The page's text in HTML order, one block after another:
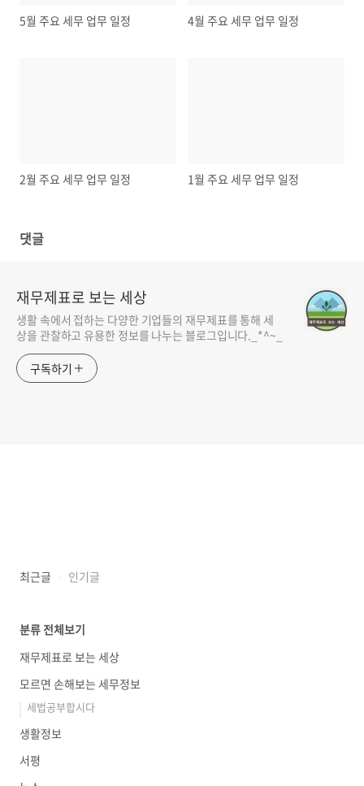
5월 주요 세무 업무 일정 4월 주요 세무 업무 일정
2월 주요 세무 업무 일정 1월 주요 세무 업무 일정
댓글
재무제표로 보는 세상
생활 속에서 접하는 다양한 기업들의 재무제표를 통해 세
상을 관찰하고 유용한 정보를 나누는 블로그입니다._*^~_
구독하기
최근글 인기글
분류 전체보기
재무제표로 보는 세상
모르면 손해보는 세무정보
세법공부합시다
생활정보
서평